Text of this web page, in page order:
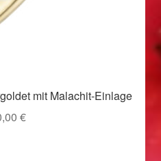
mit Malachit-Einlage
€